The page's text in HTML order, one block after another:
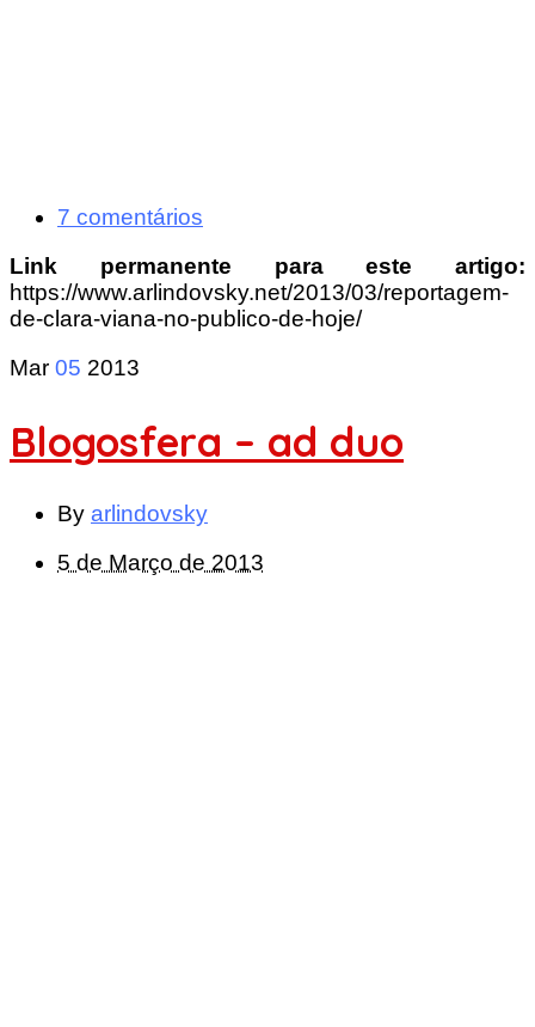
7 comentários
Link permanente para este artigo:
https://www.arlindovsky.net/2013/03/reportagem-
de-clara-viana-no-publico-de-hoje/
Mar 05 2013
Blogosfera – ad duo
By arlindovsky
5 de Março de 2013